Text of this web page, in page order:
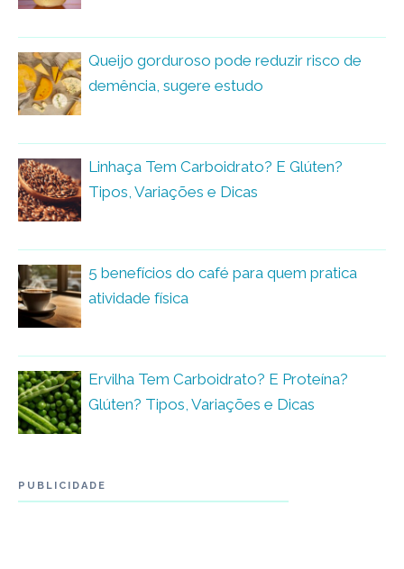
Queijo gorduroso pode reduzir risco de
demência, sugere estudo
Linhaça Tem Carboidrato? E Glúten?
Tipos, Variações e Dicas
5 benefícios do café para quem pratica
atividade física
Ervilha Tem Carboidrato? E Proteína?
Glúten? Tipos, Variações e Dicas
PUBLICIDADE